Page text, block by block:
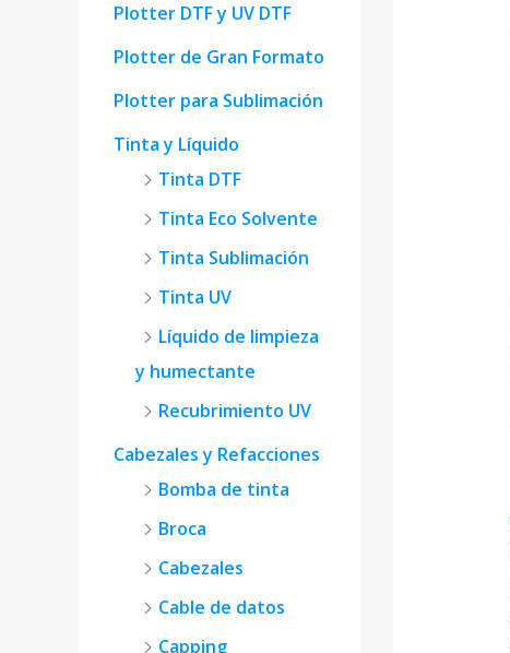
Plotter DTF y UV DTF
Plotter de Gran Formato
Plotter para Sublimación
Tinta y Líquido
Tinta DTF
Tinta Eco Solvente
Tinta Sublimación
Tinta UV
Líquido de limpieza
y humectante
Recubrimiento UV
Cabezales y Refacciones
Bomba de tinta
Broca
Cabezales
Cable de datos
Capping